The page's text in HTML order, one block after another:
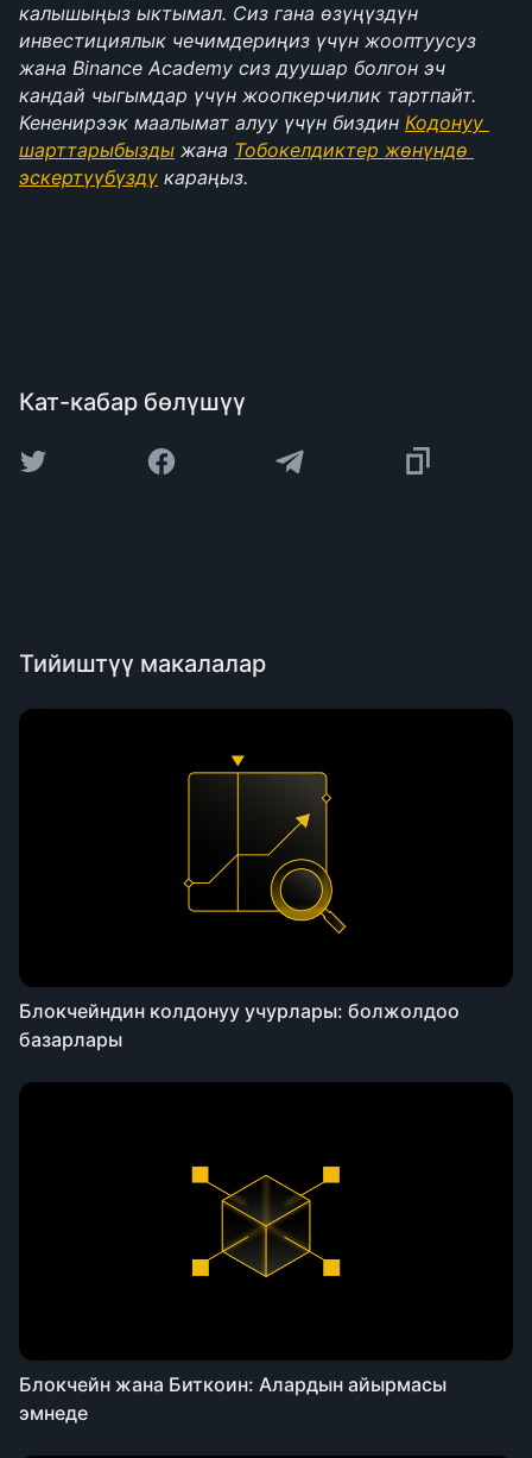
калышыңыз ыктымал. Сиз гана өзүңүздүн
инвестициялык чечимдериңиз үчүн жооптуусуз
жана Binance Academy сиз дуушар болгон эч
кандай чыгымдар үчүн жоопкерчилик тартпайт.
Кененирээк маалымат алуу үчүн биздин Кодонуу
шарттарыбызды жана Тобокелдиктер жөнүндө
эскертүүбүздү караңыз.
Кат-кабар бөлүшүү
Тийиштүү макалалар
Блокчейндин колдонуу учурлары: болжолдоо
базарлары
Блокчейн жана Биткоин: Алардын айырмасы
эмнеде